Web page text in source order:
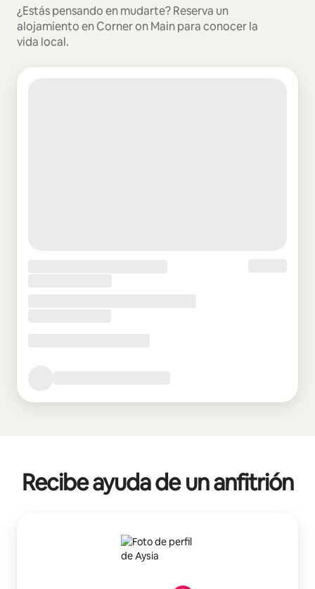
¿Estás pensando en mudarte? Reserva un
alojamiento en Corner on Main para conocer la
vida local.
Recibe ayuda de un anfitrión